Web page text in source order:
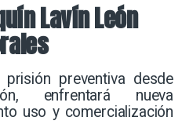
Lavín León
preventiva desde
enfrentará nueva
uso y comercialización